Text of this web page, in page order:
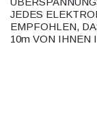
JEDES
EMPFOHLEN,
10m VON IHNEN